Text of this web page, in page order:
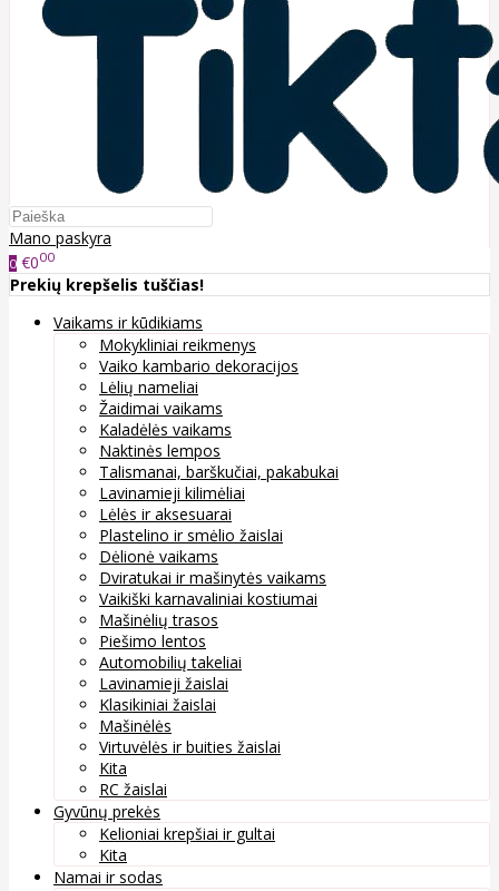
Mano paskyra
0 €000
Prekių krepšelis tuščias!
Vaikams ir kūdikiams
Mokykliniai reikmenys
Vaiko kambario dekoracijos
Lėlių nameliai
Žaidimai vaikams
Kaladėlės vaikams
Naktinės lempos
Talismanai, barškučiai, pakabukai
Lavinamieji kilimėliai
Lėlės ir aksesuarai
Plastelino ir smėlio žaislai
Dėlionė vaikams
Dviratukai ir mašinytės vaikams
Vaikiški karnavaliniai kostiumai
Mašinėlių trasos
Piešimo lentos
Automobilių takeliai
Lavinamieji žaislai
Klasikiniai žaislai
Mašinėlės
Virtuvėlės ir buities žaislai
Kita
RC žaislai
Gyvūnų prekės
Kelioniai krepšiai ir gultai
Kita
Namai ir sodas